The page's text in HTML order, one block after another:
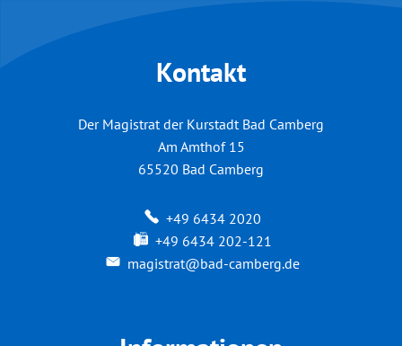
Kontakt
Der Magistrat der Kurstadt Bad Camberg
Am Amthof 15
65520 Bad Camberg
+49 6434 2020
+49 6434 202-121
magistrat@bad-camberg.de